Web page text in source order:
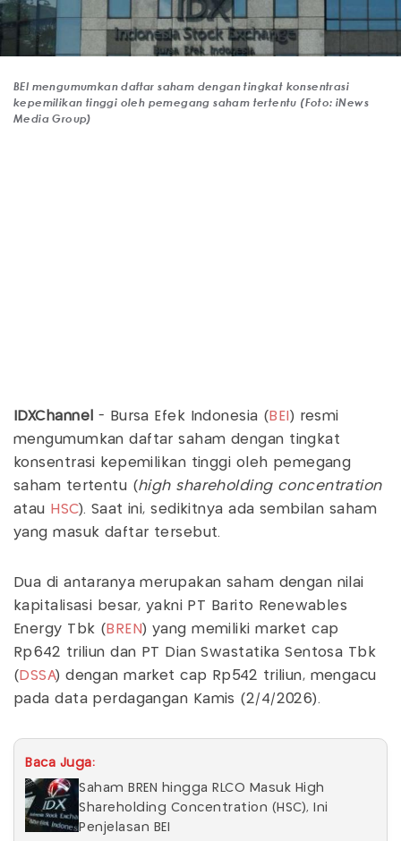
BEI mengumumkan daftar saham dengan tingkat konsentrasi
kepemilikan tinggi oleh pemegang saham tertentu (Foto: iNews
Media Group)
IDXChannel - Bursa Efek Indonesia ( BEI ) resmi
mengumumkan daftar saham dengan tingkat
konsentrasi kepemilikan tinggi oleh pemegang
saham tertentu (high shareholding concentration
atau HSC). Saat ini, sedikitnya ada sembilan saham
yang masuk daftar tersebut.
Dua di antaranya merupakan saham dengan nilai
kapitalisasi besar, yakni PT Barito Renewables
Energy Tbk ( BREN ) yang memiliki market cap
Rp642 triliun dan PT Dian Swastatika Sentosa Tbk
( DSSA) dengan market cap Rp542 triliun, mengacu
pada data perdagangan Kamis (2/4/2026).
Baca Juga:
Saham BREN hingga RLCO Masuk High
Shareholding Concentration (HSC), Ini
Penjelasan BEI